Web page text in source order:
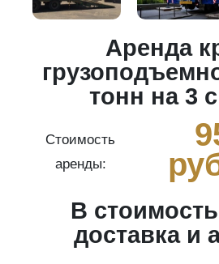
Аренда
тонн на 3
Стоимость
аренды:
В
доставка и